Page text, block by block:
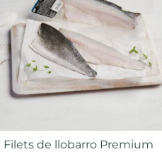
Filets de llobarro Premium